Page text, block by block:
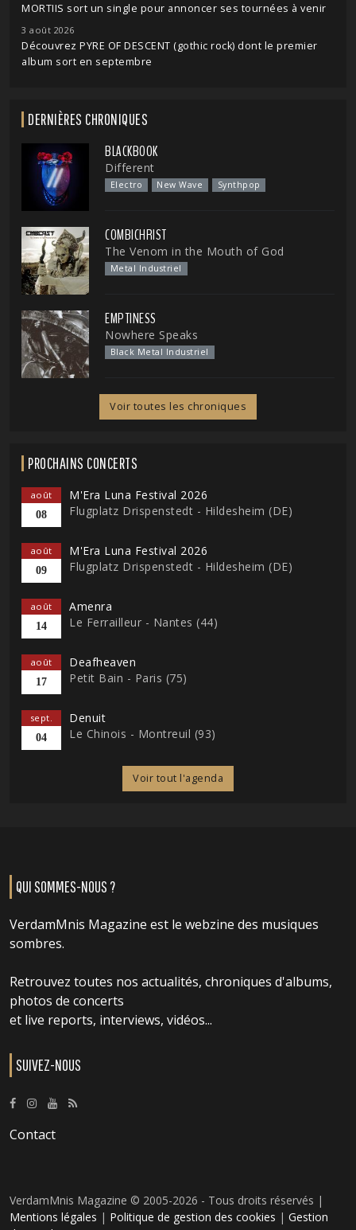
MORTIIS sort un single pour annoncer ses tournées à venir
3 août 2026
Découvrez PYRE OF DESCENT (gothic rock) dont le premier
album sort en septembre
DERNIÈRES CHRONIQUES
BLACKBOOK
Different
Electro New Wave Synthpop
COMBICHRIST
The Venom in the Mouth of God
Metal Industriel
EMPTINESS
Nowhere Speaks
Black Metal Industriel
Voir toutes les chroniques
PROCHAINS CONCERTS
août
08
M'Era Luna Festival 2026
Flugplatz Drispenstedt - Hildesheim (DE)
août
09
M'Era Luna Festival 2026
Flugplatz Drispenstedt - Hildesheim (DE)
août
14
Amenra
Le Ferrailleur - Nantes (44)
août
17
Deafheaven
Petit Bain - Paris (75)
sept.
04
Denuit
Le Chinois - Montreuil (93)
Voir tout l'agenda
QUI SOMMES-NOUS ?
VerdamMnis Magazine est le webzine des musiques
sombres.
Retrouvez toutes nos actualités, chroniques d'albums,
photos de concerts
et live reports, interviews, vidéos...
SUIVEZ-NOUS
Contact
VerdamMnis Magazine © 2005-2026 - Tous droits réservés |
Mentions légales | Politique de gestion des cookies | Gestion